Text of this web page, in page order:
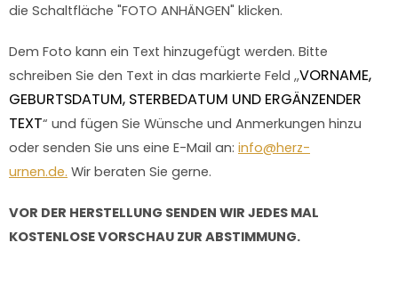
die Schaltfläche "FOTO ANHÄNGEN" klicken.
Dem Foto kann ein Text hinzugefügt werden. Bitte
schreiben Sie den Text in das markierte Feld ,,VORNAME,
GEBURTSDATUM, STERBEDATUM UND ERGÄNZENDER
TEXT“ und fügen Sie Wünsche und Anmerkungen hinzu
oder senden Sie uns eine E-Mail an: info@herz-
urnen.de. Wir beraten Sie gerne.
VOR DER HERSTELLUNG SENDEN WIR JEDES MAL
KOSTENLOSE VORSCHAU ZUR ABSTIMMUNG.